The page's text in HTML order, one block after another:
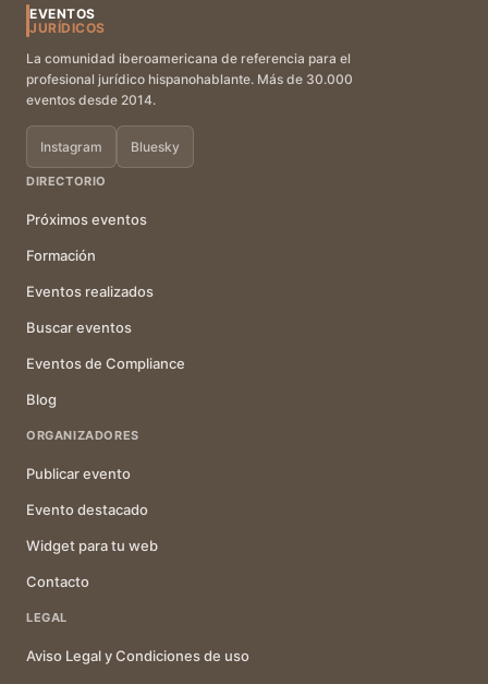
EVENTOS
JURÍDICOS
La comunidad iberoamericana de referencia para el
profesional jurídico hispanohablante. Más de 30.000
eventos desde 2014.
Instagram Bluesky
DIRECTORIO
Próximos eventos
Formación
Eventos realizados
Buscar eventos
Eventos de Compliance
Blog
ORGANIZADORES
Publicar evento
Evento destacado
Widget para tu web
Contacto
LEGAL
Aviso Legal y Condiciones de uso